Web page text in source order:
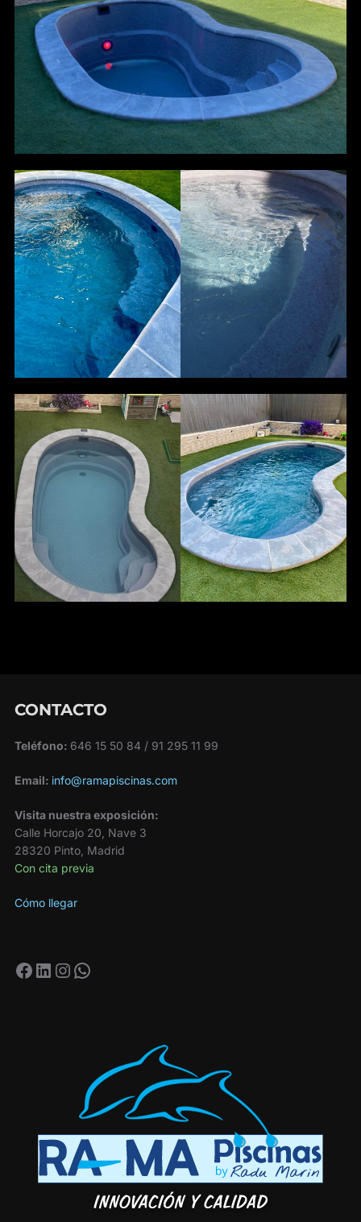
CONTACTO
Teléfono: 646 15 50 84 / 91 295 11 99
Email: info@ramapiscinas.com
Visita nuestra exposición:
Calle Horcajo 20, Nave 3
28320 Pinto, Madrid
Con cita previa
Cómo llegar
Facebook
LinkedIn
Instagram
WhatsApp